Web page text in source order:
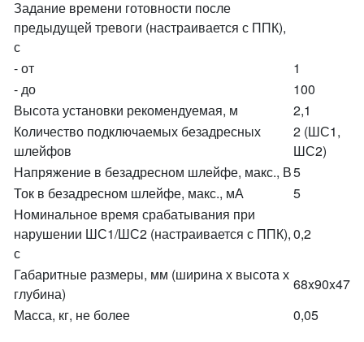
Задание времени готовности после
предыдущей тревоги (настраивается с ППК),
с
- от
1
- до
100
Высота установки рекомендуемая, м
2,1
Количество подключаемых безадресных
шлейфов
2 (ШС1,
ШС2)
Напряжение в безадресном шлейфе, макс., В5
Ток в безадресном шлейфе, макс., мА
5
Номинальное время срабатывания при
нарушении ШС1/ШС2 (настраивается с ППК),
с
0,2
Габаритные размеры, мм (ширина х высота х
глубина)
68x90x47
Масса, кг, не более
0,05